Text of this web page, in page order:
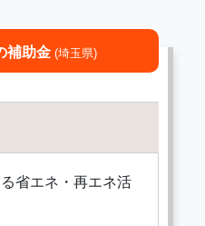
補助金 (埼玉県)
省エネ・再エネ活